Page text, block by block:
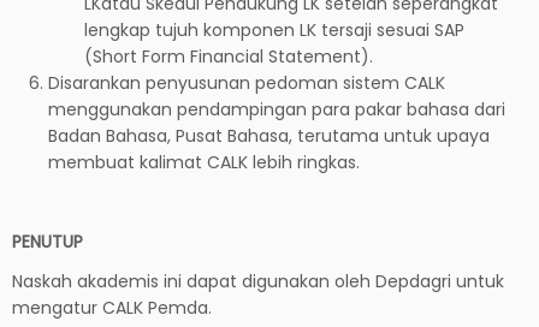
lengkap tujuh komponen LK tersaji sesuai SAP
(Short Form Financial Statement).
Disarankan penyusunan pedoman sistem CALK
menggunakan pendampingan para pakar bahasa dari
Badan Bahasa, Pusat Bahasa, terutama untuk upaya
membuat kalimat CALK lebih ringkas.
PENUTUP
Naskah akademis ini dapat digunakan oleh Depdagri untuk
mengatur CALK Pemda.